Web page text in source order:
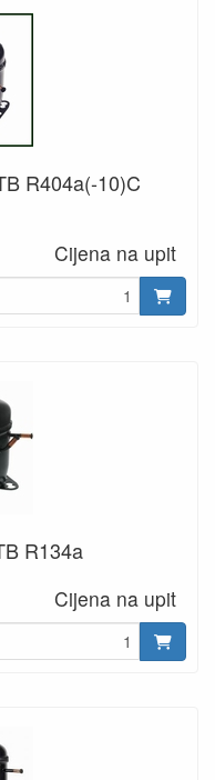
R404a(-10)C
Cijena na upit
R134a
Cijena na upit